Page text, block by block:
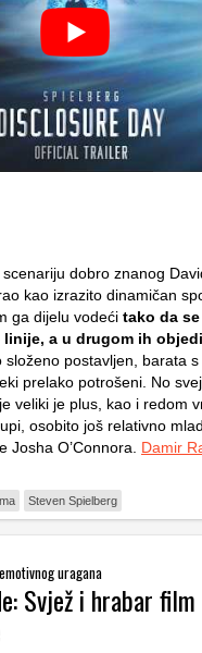
dobro znanog
kao izrazito dinamičan
ga dijelu vodeći tako da
linije, a u drugom ih
složeno postavljen, barata
prelako potrošeni. No
veliki je plus, kao i redom
osobito još relativno
Josha O’Connora. Damir
Steven Spielberg
uragana
Svjež i hrabar